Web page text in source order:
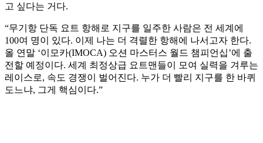
고 싶다는 거다.
“무기항 단독 요트 항해로 지구를 일주한 사람은 전 세계에
100여 명이 있다. 이제 나는 더 격렬한 항해에 나서고자 한다.
올 연말 ‘이모카(IMOCA) 오션 마스터스 월드 챔피언십’에 출
전할 예정이다. 세계 최정상급 요트맨들이 모여 실력을 겨루는
레이스로, 속도 경쟁이 벌어진다. 누가 더 빨리 지구를 한 바퀴
도느냐, 그게 핵심이다.”